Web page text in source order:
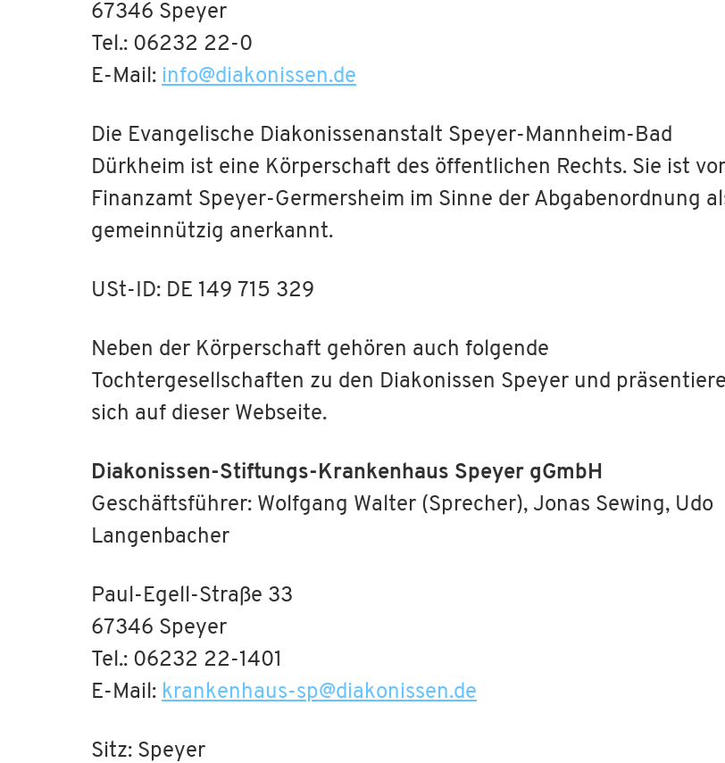
67346 Speyer
Tel.: 06232 22-0
E-Mail: info@diakonissen.de
Die Evangelische Diakonissenanstalt Speyer-Mannheim-Bad
Dürkheim ist eine Körperschaft des öffentlichen Rechts. Sie ist
Finanzamt Speyer-Germersheim im Sinne der Abgabenordnung
gemeinnützig anerkannt.
USt-ID: DE 149 715 329
Neben der Körperschaft gehören auch folgende
Tochtergesellschaften zu den Diakonissen Speyer und
sich auf dieser Webseite.
Diakonissen-Stiftungs-Krankenhaus Speyer gGmbH
Geschäftsführer: Wolfgang Walter (Sprecher), Jonas Sewing, Udo
Langenbacher
Paul-Egell-Straße 33
67346 Speyer
Tel.: 06232 22-1401
E-Mail: krankenhaus-sp@diakonissen.de
Sitz: Speyer